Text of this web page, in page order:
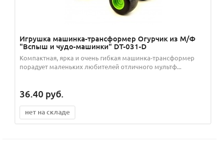
Игрушка машинка-трансформер Огурчик из М/Ф
"Вспыш и чудо-машинки" DT-031-D
Компактная, ярка и очень гибкая машинка-трансформер
порадует маленьких любителей отличного мультф...
36.40 руб.
нет на складе